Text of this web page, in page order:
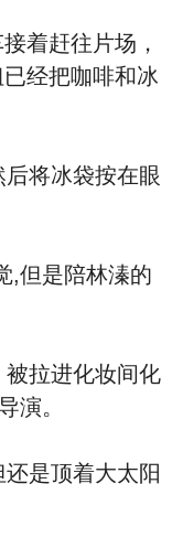
着赶往片场，
经把咖啡和冰
将冰袋按在眼
是陪林溱的
拉进化妆间化
演。
是顶着大太阳